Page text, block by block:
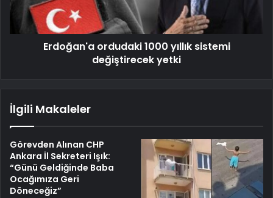
Erdoğan'a ordudaki 1000 yıllık sistemi
değiştirecek yetki
İlgili Makaleler
Görevden Alınan CHP
Ankara İl Sekreteri Işık:
“Günü Geldiğinde Baba
Ocağımıza Geri
Döneceğiz”